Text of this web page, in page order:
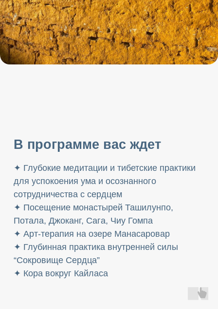
ПРОчувствуй
+7 985 458 77 88
Руководитель проекта